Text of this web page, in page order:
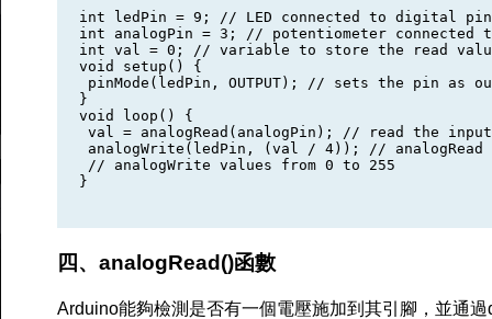
int ledPin = 9; // LED connected to digital
int analogPin = 3; // potentiometer connected
int val = 0; // variable to store the read
void setup() {
pinMode(ledPin, OUTPUT); // sets the pin as
}
void loop() {
val = analogRead(analogPin); // read the
analogWrite(ledPin, (val / 4)); //
// analogWrite values from 0 to 255
}
四、analogRead()函數
Arduino能夠檢測是否有一個電壓施加到其引腳，並通